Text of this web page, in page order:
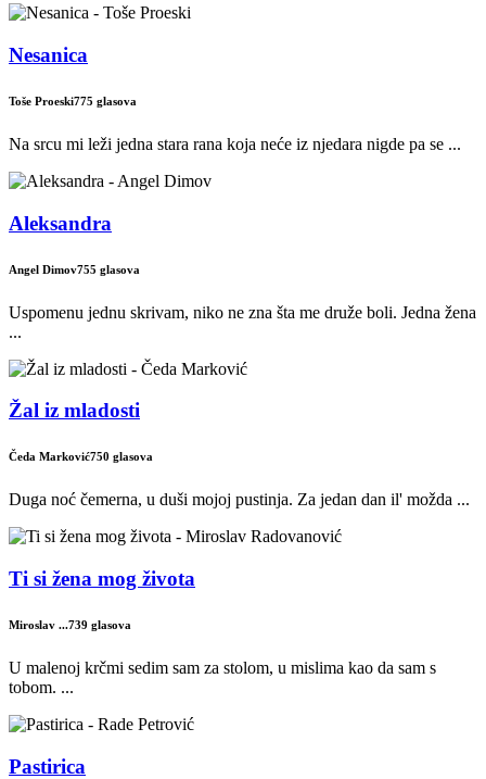
Nesanica
Toše Proeski775 glasova
Na srcu mi leži jedna stara rana koja neće iz njedara nigde pa se ...
Aleksandra
Angel Dimov755 glasova
Uspomenu jednu skrivam, niko ne zna šta me druže boli. Jedna žena
...
Žal iz mladosti
Čeda Marković750 glasova
Duga noć čemerna, u duši mojoj pustinja. Za jedan dan il' možda ...
Ti si žena mog života
Miroslav ...739 glasova
U malenoj krčmi sedim sam za stolom, u mislima kao da sam s
tobom. ...
Pastirica